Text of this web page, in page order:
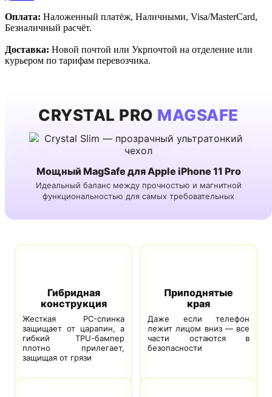
Оплата: Наложенный платёж, Наличными, Visa/MasterCard,
Безналичный расчёт.
Доставка: Новой почтой или Укрпочтой на отделение или
курьером по тарифам перевозчика.
CRYSTAL PRO MAGSAFE
Мощный MagSafe для Apple iPhone 11 Pro
Идеальный баланс между прочностью и магнитной
функциональностью для самых требовательных
Гибридная
конструкция
Жесткая PC-спинка
защищает от царапин, а
гибкий TPU-бампер
плотно прилегает,
защищая от грязи
Приподнятые
края
Даже если телефон
лежит лицом вниз — все
части остаются в
безопасности